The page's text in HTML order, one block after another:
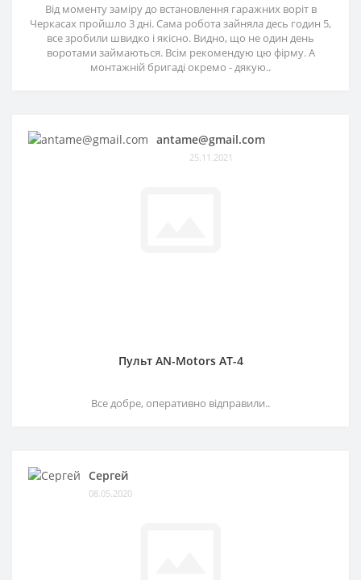
Від моменту заміру до встановлення гаражних воріт в
Черкасах пройшло 3 дні. Сама робота зайняла десь годин 5,
все зробили швидко і якісно. Видно, що не один день
воротами займаються. Всім рекомендую цю фірму. А
монтажній бригаді окремо - дякую..
antame@gmail.com
25.11.2021
Пульт AN-Motors AT-4
Все добре, оперативно відправили..
Сергей
08.05.2020